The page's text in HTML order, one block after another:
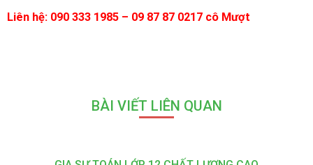
Liên hệ: 090 333 1985 – 09 87 87 0217 cô Mượt
BÀI VIẾT LIÊN QUAN